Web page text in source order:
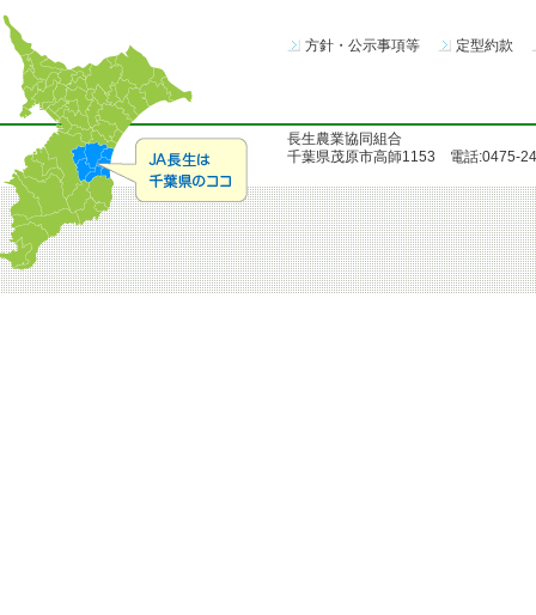
方針・公示事項等 定型約款
長生農業協同組合
千葉県茂原市高師1153 電話:0475-